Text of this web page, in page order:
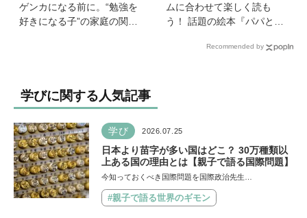
ゲンカになる前に。“勉強を
好きになる子”の家庭の関わ
ムに合わせて楽しく読も
う！ 話題の絵本『パパとパ
ット・サニーブックスさん
Recommended by
学びに関する人気記事
学び 2026.07.25
日本より苗字が多い国はどこ？ 30万種類以
上ある国の理由とは【親子で語る国際問題】
今知っておくべき国際問題を国際政治先生…
#親子で語る世界のギモン